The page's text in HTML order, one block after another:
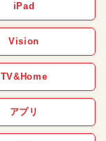
iPad
Vision
TV&Home
アプリ